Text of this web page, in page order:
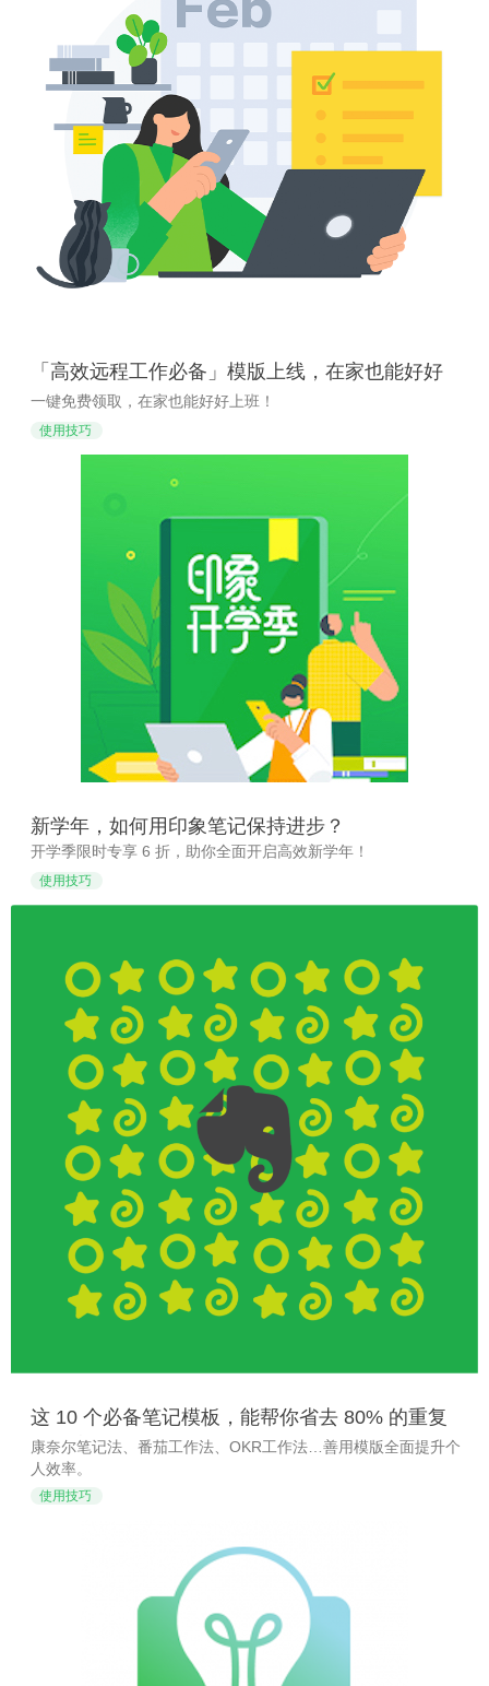
「高效远程工作必备」模版上线，在家也能好好
上班
一键免费领取，在家也能好好上班！
使用技巧
新学年，如何用印象笔记保持进步？
开学季限时专享 6 折，助你全面开启高效新学年！
使用技巧
这 10 个必备笔记模板，能帮你省去 80% 的重复
工作流
康奈尔笔记法、番茄工作法、OKR工作法…善用模版全面提升个
人效率。
使用技巧